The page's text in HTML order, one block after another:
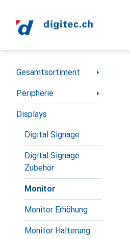
Navigation nach Kategorien
Gesamtsortiment
Peripherie
Displays
Digital Signage
Digital Signage
Zubehör
Monitor
Monitor Erhöhung
Monitor Halterung